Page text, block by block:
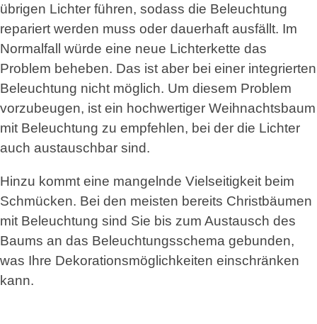
übrigen Lichter führen, sodass die Beleuchtung
repariert werden muss oder dauerhaft ausfällt. Im
Normalfall würde eine neue Lichterkette das
Problem beheben. Das ist aber bei einer integrierten
Beleuchtung nicht möglich. Um diesem Problem
vorzubeugen, ist ein hochwertiger Weihnachtsbaum
mit Beleuchtung zu empfehlen, bei der die Lichter
auch austauschbar sind.
Hinzu kommt eine mangelnde Vielseitigkeit beim
Schmücken. Bei den meisten bereits Christbäumen
mit Beleuchtung sind Sie bis zum Austausch des
Baums an das Beleuchtungsschema gebunden,
was Ihre Dekorationsmöglichkeiten einschränken
kann.